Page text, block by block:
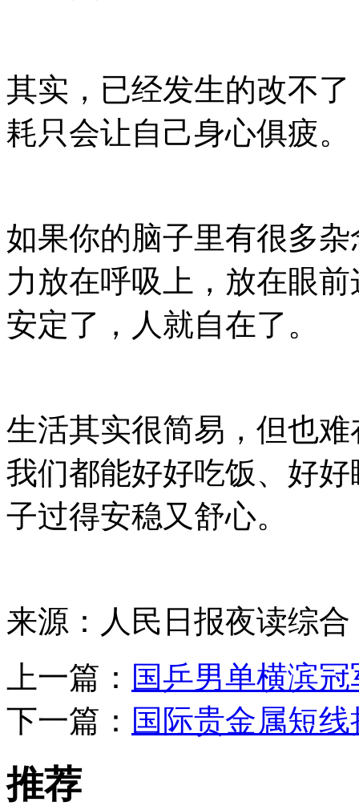
其实，已经发生的改不
耗只会让自己身心俱疲。
如果你的脑子里有很多
力放在呼吸上，放在眼
安定了，人就自在了。
生活其实很简易，但也
我们都能好好吃饭、好
子过得安稳又舒心。
来源：人民日报夜读综
上一篇： 国乒男单横滨
下一篇： 国际贵金属短
推荐